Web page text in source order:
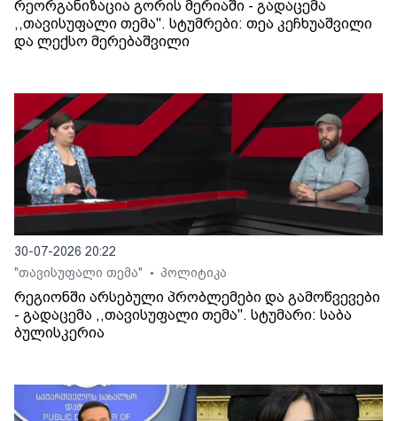
რეორგანიზაცია გორის მერიაში - გადაცემა
,,თავისუფალი თემა". სტუმრები: თეა კეჩხუაშვილი
და ლექსო მერებაშვილი
30-07-2026 20:22
"თავისუფალი თემა"
• პოლიტიკა
რეგიონში არსებული პრობლემები და გამოწვევები
- გადაცემა ,,თავისუფალი თემა". სტუმარი: საბა
ბულისკერია